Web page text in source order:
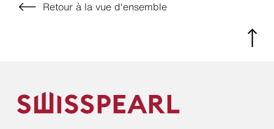
Retour à la vue d'ensemble